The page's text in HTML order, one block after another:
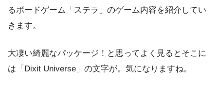
るボードゲーム「ステラ」のゲーム内容を紹介してい
きます。
大凄い綺麗なパッケージ！と思ってよく見るとそこに
は「Dixit Universe」の文字が。気になりますね。